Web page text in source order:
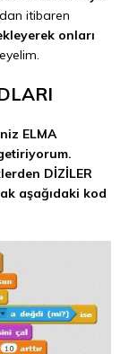
itibaren
onları
ELMA
DİZİLER
aşağıdaki kod